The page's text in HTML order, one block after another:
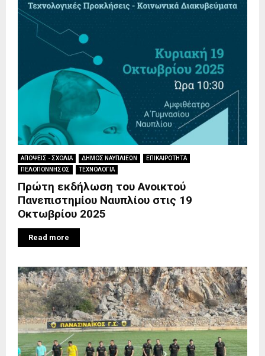
ΑΠΟΨΕΙΣ - ΣΧΟΛΙΑ ΔΗΜΟΣ ΝΑΥΠΛΙΕΩΝ
ΕΠΙΚΑΙΡΟΤΗΤΑ
ΠΕΛΟΠΟΝΝΗΣΟΣ
ΤΕΧΝΟΛΟΓΙΑ
Πρώτη εκδήλωση του Ανοικτού
Πανεπιστημίου Ναυπλίου στις 19
Οκτωβρίου 2025
Read more